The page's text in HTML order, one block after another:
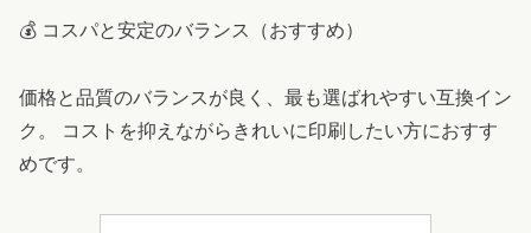
💰 コスパと安定のバランス（おすすめ）
価格と品質のバランスが良く、最も選ばれやすい互換イン
ク。 コストを抑えながらきれいに印刷したい方におすす
めです。